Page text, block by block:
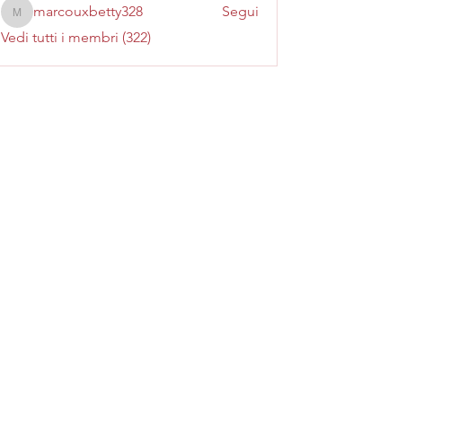
marcouxbetty328
marcouxbetty328
Segui
Vedi tutti i membri (322)